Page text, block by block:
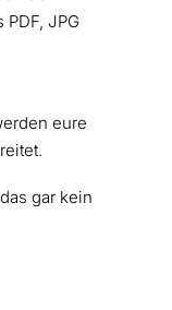
JPG
eure
gar kein